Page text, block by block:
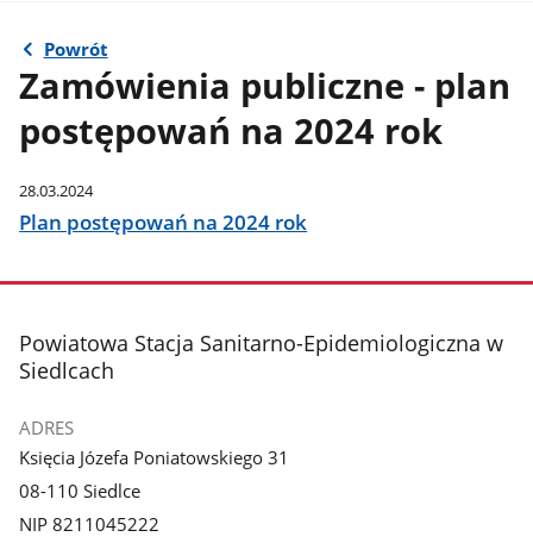
Powrót
Zamówienia publiczne - plan
postępowań na 2024 rok
28.03.2024
Plan postępowań na 2024 rok
stopka
Powiatowa Stacja Sanitarno-Epidemiologiczna w
Siedlcach
ADRES
Księcia Józefa Poniatowskiego 31
08-110 Siedlce
NIP 8211045222